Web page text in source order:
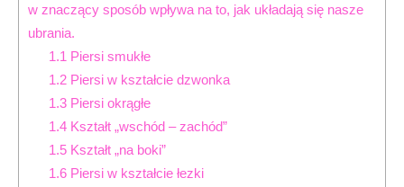
w znaczący sposób wpływa na to, jak układają się nasze
ubrania.
1.1 Piersi smukłe
1.2Piersi w kształcie dzwonka
1.3Piersi okrągłe
1.4Kształt „wschód – zachód”
1.5Kształt „na boki”
1.6Piersi w kształcie łezki